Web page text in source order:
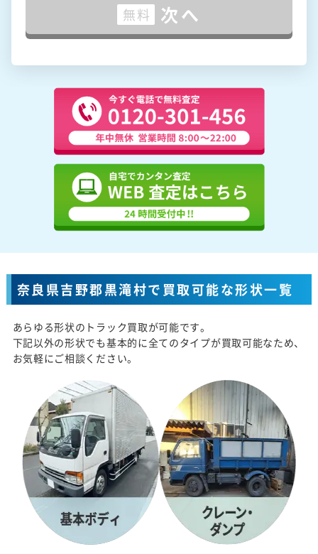
無料 次へ
奈良県吉野郡黒滝村で買取可能な形状一覧
あらゆる形状のトラック買取が可能です。
下記以外の形状でも基本的に全てのタイプが買取可能なため、
お気軽にご相談ください。